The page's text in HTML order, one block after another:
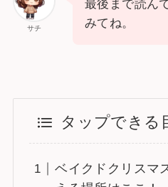
サチ
最後まで読ん
みてね。
タップできる
ベイクドクリスマ